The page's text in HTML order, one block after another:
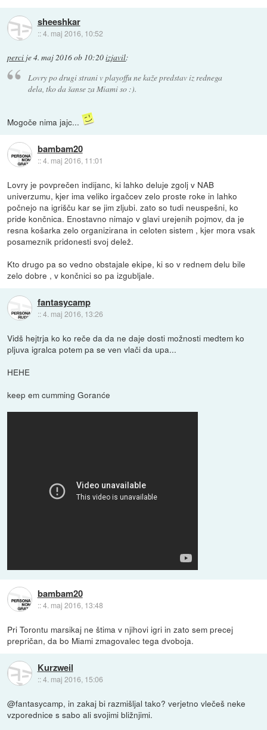
sheeshkar
::4. maj 2016, 10:52
perci je4. maj 2016 ob 10:20izjavil:
Lovry po drugi strani v playoffu ne kaže predstav iz rednega
dela, tko da šanse za Miami so :).
Mogoče nima jajc...
bambam20
::4. maj 2016, 11:01
Lovry je povprečen indijanc, ki lahko deluje zgolj v NAB
univerzumu, kjer ima veliko irgačcev zelo proste roke in lahko
počnejo na igrišču kar se jim zljubi. zato so tudi neuspešni, ko
pride končnica. Enostavno nimajo v glavi urejenih pojmov, da je
resna košarka zelo organizirana in celoten sistem , kjer mora vsak
posameznik pridonesti svoj delež.
Kto drugo pa so vedno obstajale ekipe, ki so v rednem delu bile
zelo dobre , v končnici so pa izgubljale.
fantasycamp
::4. maj 2016, 13:26
Vidš hejtrja ko ko reče da da ne daje dosti možnosti medtem ko
pljuva igralca potem pa se ven vlači da upa...
HEHE
keep em cumming Goranće
bambam20
::4. maj 2016, 13:48
Pri Torontu marsikaj ne štima v njihovi igri in zato sem precej
prepričan, da bo Miami zmagovalec tega dvoboja.
Kurzweil
::4. maj 2016, 15:06
@fantasycamp, in zakaj bi razmišljal tako? verjetno vlečeš neke
vzporednice s sabo ali svojimi bližnjimi.